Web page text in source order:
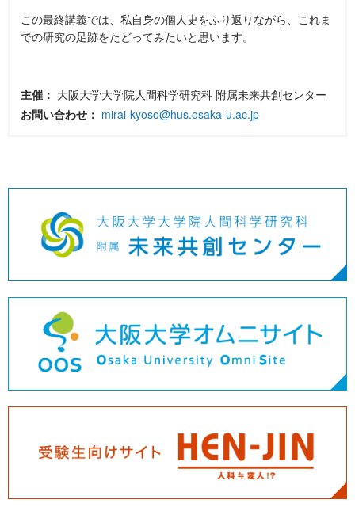
この最終講義では、私自身の個人史をふり返りながら、これま
での研究の足跡をたどってみたいと思います。
主催： 大阪大学大学院人間科学研究科 附属未来共創センター
お問い合わせ： mirai-kyoso@hus.osaka-u.ac.jp